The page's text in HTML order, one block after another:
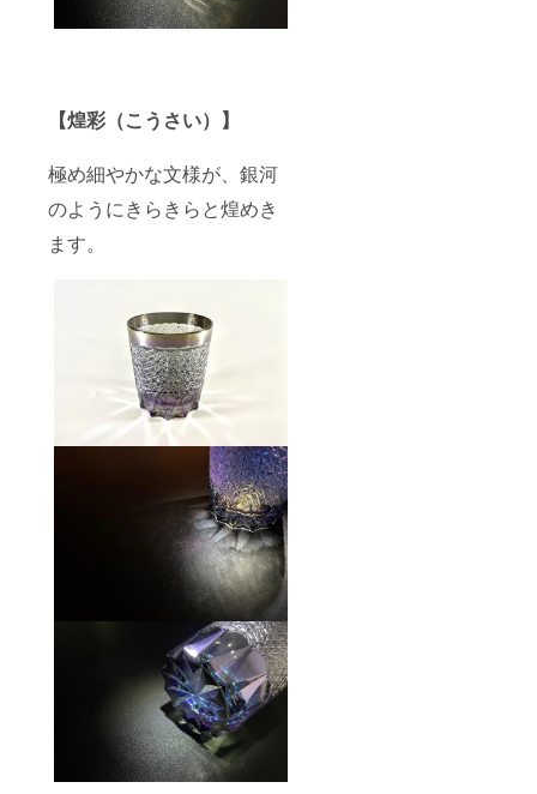
【煌彩（こうさい）】
極め細やかな文様が、銀河
のようにきらきらと煌めき
ます。